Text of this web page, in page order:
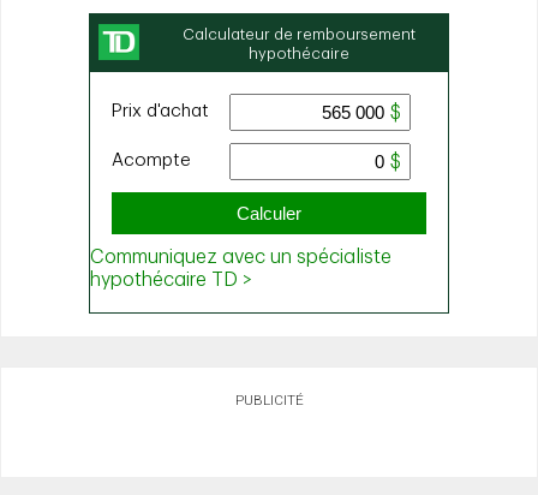
PUBLICITÉ